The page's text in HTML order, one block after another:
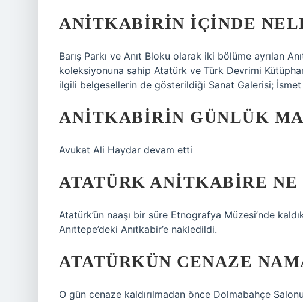
ANITKABIRIN IÇINDE
Barış Parkı ve Anıt Bloku olarak iki bölüme ayrılan
koleksiyonuna sahip Atatürk ve Türk Devrimi
ilgili belgesellerin de gösterildiği Sanat Galerisi; İsmet
ANITKABIRIN GÜNLÜK
Avukat Ali Haydar devam etti
ATATÜRK ANITKABIRE
Atatürk’ün naaşı bir süre Etnografya Müzesi’nde
Anıttepe’deki Anıtkabir’e nakledildi.
ATATÜRKÜN CENAZE
O gün cenaze kaldırılmadan önce Dolmabahçe